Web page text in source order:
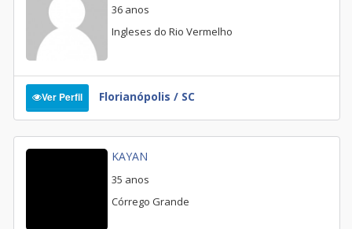
36 anos
Ingleses do Rio Vermelho
Ver Perfil Florianópolis / SC
KAYAN
35 anos
Córrego Grande